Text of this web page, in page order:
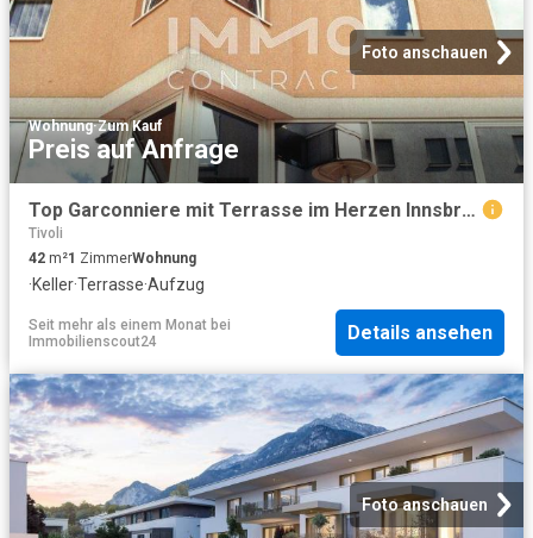
Foto anschauen
Wohnung·Zum Kauf
Preis auf Anfrage
Top Garconniere mit Terrasse im Herzen Innsbrucks vermietet bis 2029: Mentlgasse 16 KP 249.000
Tivoli
42 m²1 ZimmerWohnung
·Keller·Terrasse·Aufzug
Seit mehr als einem Monat bei
Immobilienscout24
Details ansehen
Foto anschauen